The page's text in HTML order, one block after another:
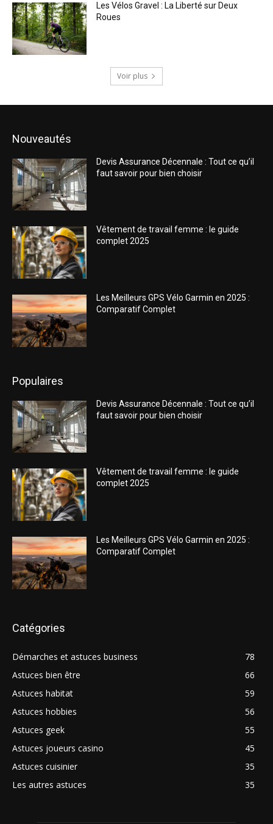
Les Vélos Gravel : La Liberté sur Deux
Roues
Voir plus
Nouveautés
Devis Assurance Décennale : Tout ce qu’il
faut savoir pour bien choisir
Vêtement de travail femme : le guide
complet 2025
Les Meilleurs GPS Vélo Garmin en 2025 :
Comparatif Complet
Populaires
Devis Assurance Décennale : Tout ce qu’il
faut savoir pour bien choisir
Vêtement de travail femme : le guide
complet 2025
Les Meilleurs GPS Vélo Garmin en 2025 :
Comparatif Complet
Catégories
Démarches et astuces business
78
Astuces bien être
66
Astuces habitat
59
Astuces hobbies
56
Astuces geek
55
Astuces joueurs casino
45
Astuces cuisinier
35
Les autres astuces
35